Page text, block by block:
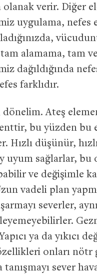
olanak verir. Diğer
uygulama, nefes
tam alamama, tam
dağıldığında
farklıdır.
Ateş
bu yüzden bu
Hızlı düşünür,
uyum sağlarlar,
ve değişimle
vadeli plan
severler,
ya da yıkıcı
onları
sever